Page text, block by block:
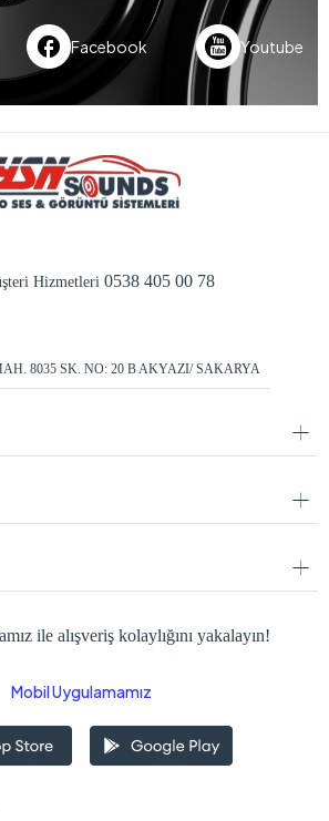
Facebook Youtube
Hizmetleri0538 405 00 78
8035 SK. NO: 20 B AKYAZI/ SAKARYA
ile alışveriş kolaylığını yakalayın!
Mobil Uygulamamız